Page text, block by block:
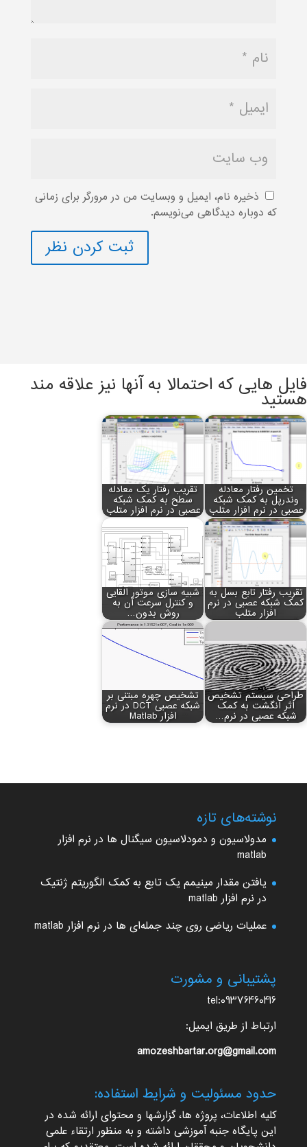
ذخیره نام، ایمیل و وبسایت من در مرورگر برای زمانی
که دوباره دیدگاهی می‌نویسم.
ثبت کردن نظر
فایل هایی که احتمالا به آنها نیز علاقه مند
هستید
تخمین رفتار معادله
وندرپل به کمک شبکه
عصبی در نرم افزار متلب
تقریب رفتار یک معادله
سطح به کمک شبکه
عصبی در نرم افزار متلب
تقریب رفتار تابع بسل به
کمک شبکه عصبی در نرم
افزار متلب
شبیه سازی موتور القایی
و کنترل سرعت آن به
روش بدون…
طراحی سیستم تشخیص
اثر انگشت به کمک
شبکه عصبی در نرم…
تشخیص چهره مبتنی بر
شبکه عصبی DCT در نرم
افزار Matlab
نوشته‌های تازه
مدولاسیون و دمودلاسیون سیگنال ها در نرم افزار
matlab
یافتن مقدار مینیمم یک تابع به کمک الگوریتم ژنتیک
در نرم افزار matlab
عملیات ریاضی روی چند جمله‌ای ها در نرم افزار matlab
پشتیبانی و مشورت
tel:09376460416
ارتباط از طریق ایمیل:
amozeshbartar.org@gmail.com
حدود مسئولیت و شرایط استفاده:
کلیه اطلاعات، پروژه ها، گزارشها و محتوای ارائه شده در
این پایگاه جنبه آموزشی داشته و به منظور ارتقاء علمی